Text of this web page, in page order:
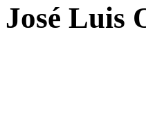
José Luis